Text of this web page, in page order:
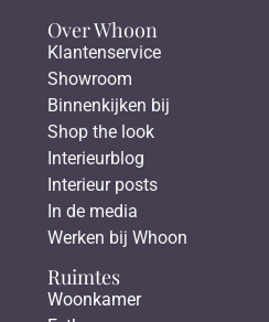
Over Whoon
Klantenservice
Showroom
Binnenkijken bij
Shop the look
Interieurblog
Interieur posts
In de media
Werken bij Whoon
Ruimtes
Woonkamer